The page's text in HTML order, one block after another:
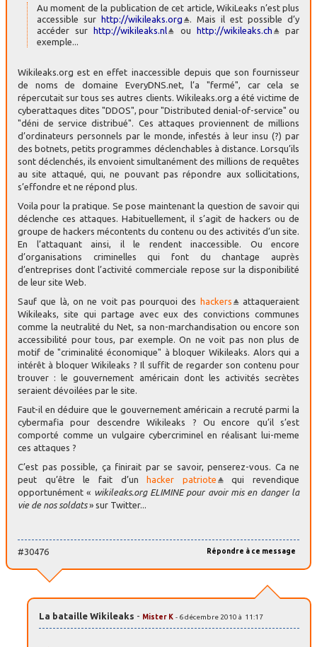
Au moment de la publication de cet article, WikiLeaks n’est plus
accessible sur
http://wikileaks.org
. Mais il est possible d’y
accéder sur
http://wikileaks.nl ou http://wikileaks.ch
par
exemple...
Wikileaks.org est en effet inaccessible depuis que son fournisseur
de noms de domaine EveryDNS.net, l’a "fermé", car cela se
répercutait sur tous ses autres clients. Wikileaks.org a été victime de
cyberattaques dites "DDOS", pour "Distributed denial-of-service" ou
"déni de service distribué". Ces attaques proviennent de millions
d’ordinateurs personnels par le monde, infestés à leur insu (?) par
des botnets, petits programmes déclenchables à distance. Lorsqu’ils
sont déclenchés, ils envoient simultanément des millions de requêtes
au site attaqué, qui, ne pouvant pas répondre aux sollicitations,
s’effondre et ne répond plus.
Voila pour la pratique. Se pose maintenant la question de savoir qui
déclenche ces attaques. Habituellement, il s’agit de hackers ou de
groupe de hackers mécontents du contenu ou des activités d’un site.
En l’attaquant ainsi, il le rendent inaccessible. Ou encore
d’organisations criminelles qui font du chantage auprès
d’entreprises dont l’activité commerciale repose sur la disponibilité
de leur site Web.
Sauf que là, on ne voit pas pourquoi des
hackers
attaqueraient
Wikileaks, site qui partage avec eux des convictions communes
comme la neutralité du Net, sa non-marchandisation ou encore son
accessibilité pour tous, par exemple. On ne voit pas non plus de
motif de "criminalité économique" à bloquer Wikileaks. Alors qui a
intérêt à bloquer Wikileaks ? Il suffit de regarder son contenu pour
trouver : le gouvernement américain dont les activités secrètes
seraient dévoilées par le site.
Faut-il en déduire que le gouvernement américain a recruté parmi la
cybermafia pour descendre Wikileaks ? Ou encore qu’il s’est
comporté comme un vulgaire cybercriminel en réalisant lui-meme
ces attaques ?
C’est pas possible, ça finirait par se savoir, penserez-vous. Ca ne
peut qu’être le fait d’un
hacker patriote
qui revendique
opportunément « wikileaks.org ELIMINE pour avoir mis en danger la
vie de nos soldats» sur Twitter...
Répondre à ce message
#30476
La bataille Wikileaks - Mister K - 6 décembre 2010 à 11:17